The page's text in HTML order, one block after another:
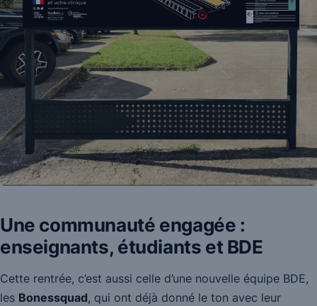
Une communauté engagée :
enseignants, étudiants et BDE
Cette rentrée, c’est aussi celle d’une nouvelle équipe BDE,
les Bonessquad, qui ont déjà donné le ton avec leur